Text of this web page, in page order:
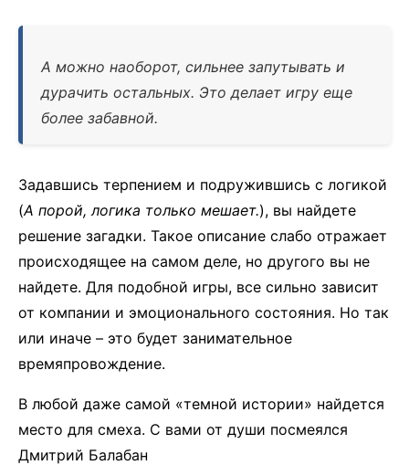
А можно наоборот, сильнее запутывать и
дурачить остальных. Это делает игру еще
более забавной.
Задавшись терпением и подружившись с логикой
(А порой, логика только мешает.), вы найдете
решение загадки. Такое описание слабо отражает
происходящее на самом деле, но другого вы не
найдете. Для подобной игры, все сильно зависит
от компании и эмоционального состояния. Но так
или иначе – это будет занимательное
времяпровождение.
В любой даже самой «темной истории» найдется
место для смеха. С вами от души посмеялся
Дмитрий Балабан